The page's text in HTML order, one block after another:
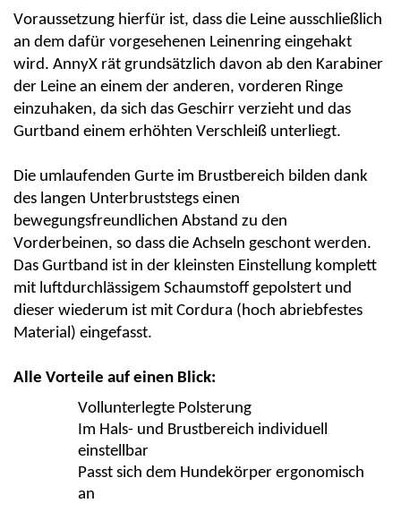
Voraussetzung hierfür ist, dass die Leine ausschließlich
an dem dafür vorgesehenen Leinenring eingehakt
wird. AnnyX rät grundsätzlich davon ab den Karabiner
der Leine an einem der anderen, vorderen Ringe
einzuhaken, da sich das Geschirr verzieht und das
Gurtband einem erhöhten Verschleiß unterliegt.
Die umlaufenden Gurte im Brustbereich bilden dank
des langen Unterbruststegs einen
bewegungsfreundlichen Abstand zu den
Vorderbeinen, so dass die Achseln geschont werden.
Das Gurtband ist in der kleinsten Einstellung komplett
mit luftdurchlässigem Schaumstoff gepolstert und
dieser wiederum ist mit Cordura (hoch abriebfestes
Material) eingefasst.
Alle Vorteile auf einen Blick:
Vollunterlegte Polsterung
Im Hals- und Brustbereich individuell
einstellbar
Passt sich dem Hundekörper ergonomisch
an